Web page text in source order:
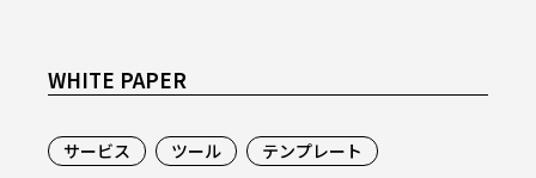
WHITE PAPER
サービス ツール
テンプレート